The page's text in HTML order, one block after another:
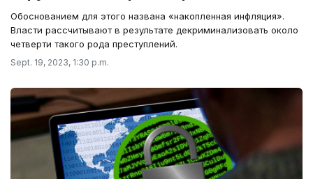
Обоснованием для этого названа «накопленная инфляция».
Власти рассчитывают в результате декриминализовать около
четверти такого рода преступлений.
Sept. 19, 2023, 1:30 p.m.